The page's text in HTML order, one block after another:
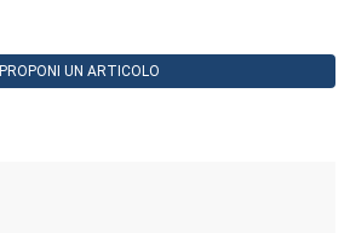
PROPONI UN ARTICOLO